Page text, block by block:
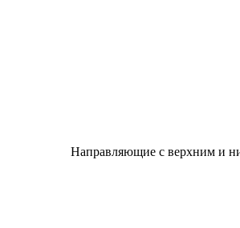
Направляющие с верхним и